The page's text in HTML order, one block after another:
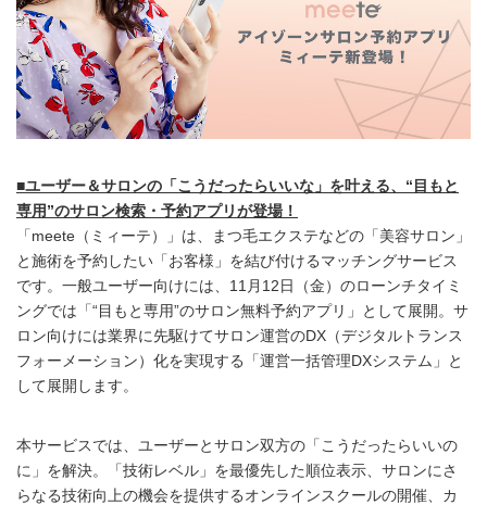
■ユーザー＆サロンの「こうだったらいいな」を叶える、“目もと
専用”のサロン検索・予約アプリが登場！
「meete（ミィーテ）」は、まつ毛エクステなどの「美容サロン」
と施術を予約したい「お客様」を結び付けるマッチングサービス
です。一般ユーザー向けには、11月12日（金）のローンチタイミ
ングでは「“目もと専用”のサロン無料予約アプリ」として展開。サ
ロン向けには業界に先駆けてサロン運営のDX（デジタルトランス
フォーメーション）化を実現する「運営一括管理DXシステム」と
して展開します。
本サービスでは、ユーザーとサロン双方の「こうだったらいいの
に」を解決。「技術レベル」を最優先した順位表示、サロンにさ
らなる技術向上の機会を提供するオンラインスクールの開催、カ